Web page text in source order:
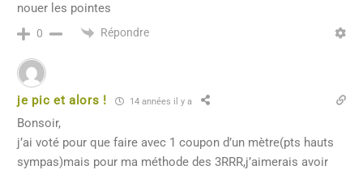
nouer les pointes
0 Répondre
je pic et alors ! 14 années il y a
Bonsoir,
j’ai voté pour que faire avec 1 coupon d’un mètre(pts hauts
sympas)mais pour ma méthode des 3RRR,j’aimerais avoir